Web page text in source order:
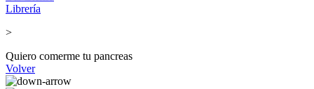
Librería
>
Quiero comerme tu pancreas
Volver